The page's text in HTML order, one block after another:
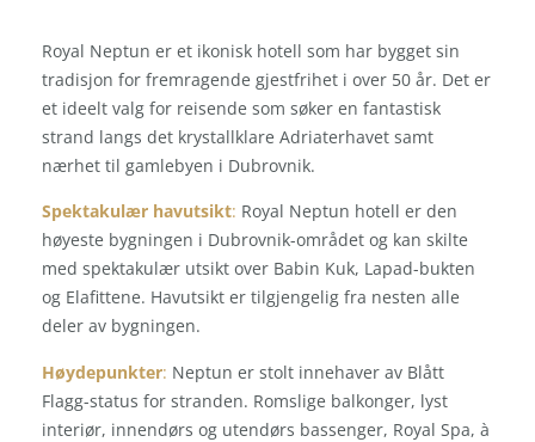
Royal Neptun er et ikonisk hotell som har bygget sin
tradisjon for fremragende gjestfrihet i over 50 år. Det er
et ideelt valg for reisende som søker en fantastisk
strand langs det krystallklare Adriaterhavet samt
nærhet til gamlebyen i Dubrovnik.
Spektakulær havutsikt: Royal Neptun hotell er den
høyeste bygningen i Dubrovnik-området og kan skilte
med spektakulær utsikt over Babin Kuk, Lapad-bukten
og Elafittene. Havutsikt er tilgjengelig fra nesten alle
deler av bygningen.
Høydepunkter: Neptun er stolt innehaver av Blått
Flagg-status for stranden. Romslige balkonger, lyst
interiør, innendørs og utendørs bassenger, Royal Spa, à